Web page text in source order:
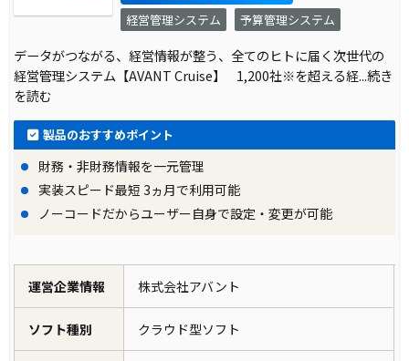
経営管理システム 予算管理システム
データがつながる、経営情報が整う、全てのヒトに届く次世代の
経営管理システム【AVANT Cruise】 1,200社※を超える経...続き
を読む
製品のおすすめポイント
財務・非財務情報を一元管理
実装スピード最短 3ヵ月で利用可能
ノーコードだからユーザー自身で設定・変更が可能
運営企業情報 株式会社アバント
ソフト種別 クラウド型ソフト